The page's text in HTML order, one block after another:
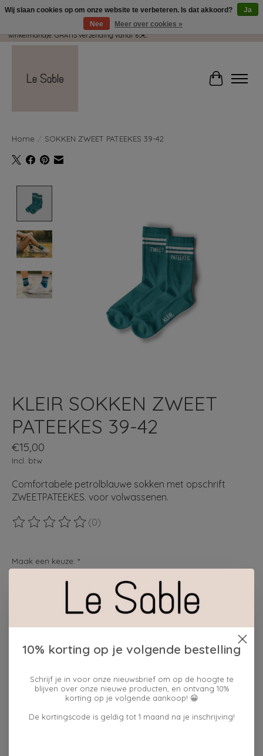
Wij pakken met plezier jouw kadootjes GRATIS in! Duid dit zeker aan in je
winkelmandje. GRATIS verzending vanaf 65€.
Home SOKKEN ZWEET PATEEKES 39-42
KLEIR SOKKEN ZWEET
PATEEKES 39-42
€15,00
Incl. btw
Comfortabele petrolblauwe sokken met opschrift
ZWEETPATEEKES. voor volwassenen.
De beoordeling van dit product is
(0)
Maak een keuze: *
Toevoegen aan winkelwagen
Plaats bestelling
Toevoegen om te vergelijken
Wij slaan cookies op om onze website te verbeteren. Is dat akkoord?
Ja
Nee
Meer over cookies »
10% korting op je volgende bestelling
Schrijf je in voor onze nieuwsbrief om op de hoogte te
blijven over onze nieuwe producten, en ontvang 10%
korting op je volgende aankoop! 😀
De kortingscode is geldig tot 1 maand na je inschrijving!